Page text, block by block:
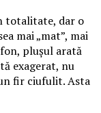
totalitate, dar o
mai „mat”, mai
plușul arată
exagerat, nu
fir ciufulit. Asta